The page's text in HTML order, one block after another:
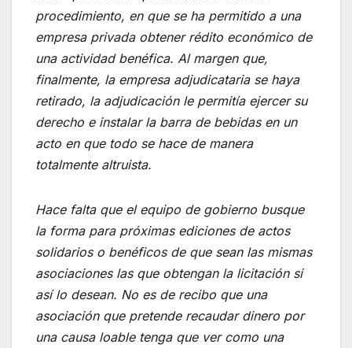
procedimiento, en que se ha permitido a una
empresa privada obtener rédito económico de
una actividad benéfica. Al margen que,
finalmente, la empresa adjudicataria se haya
retirado, la adjudicación le permitía ejercer su
derecho e instalar la barra de bebidas en un
acto en que todo se hace de manera
totalmente altruista.
Hace falta que el equipo de gobierno busque
la forma para próximas ediciones de actos
solidarios o benéficos de que sean las mismas
asociaciones las que obtengan la licitación si
así lo desean. No es de recibo que una
asociación que pretende recaudar dinero por
una causa loable tenga que ver como una